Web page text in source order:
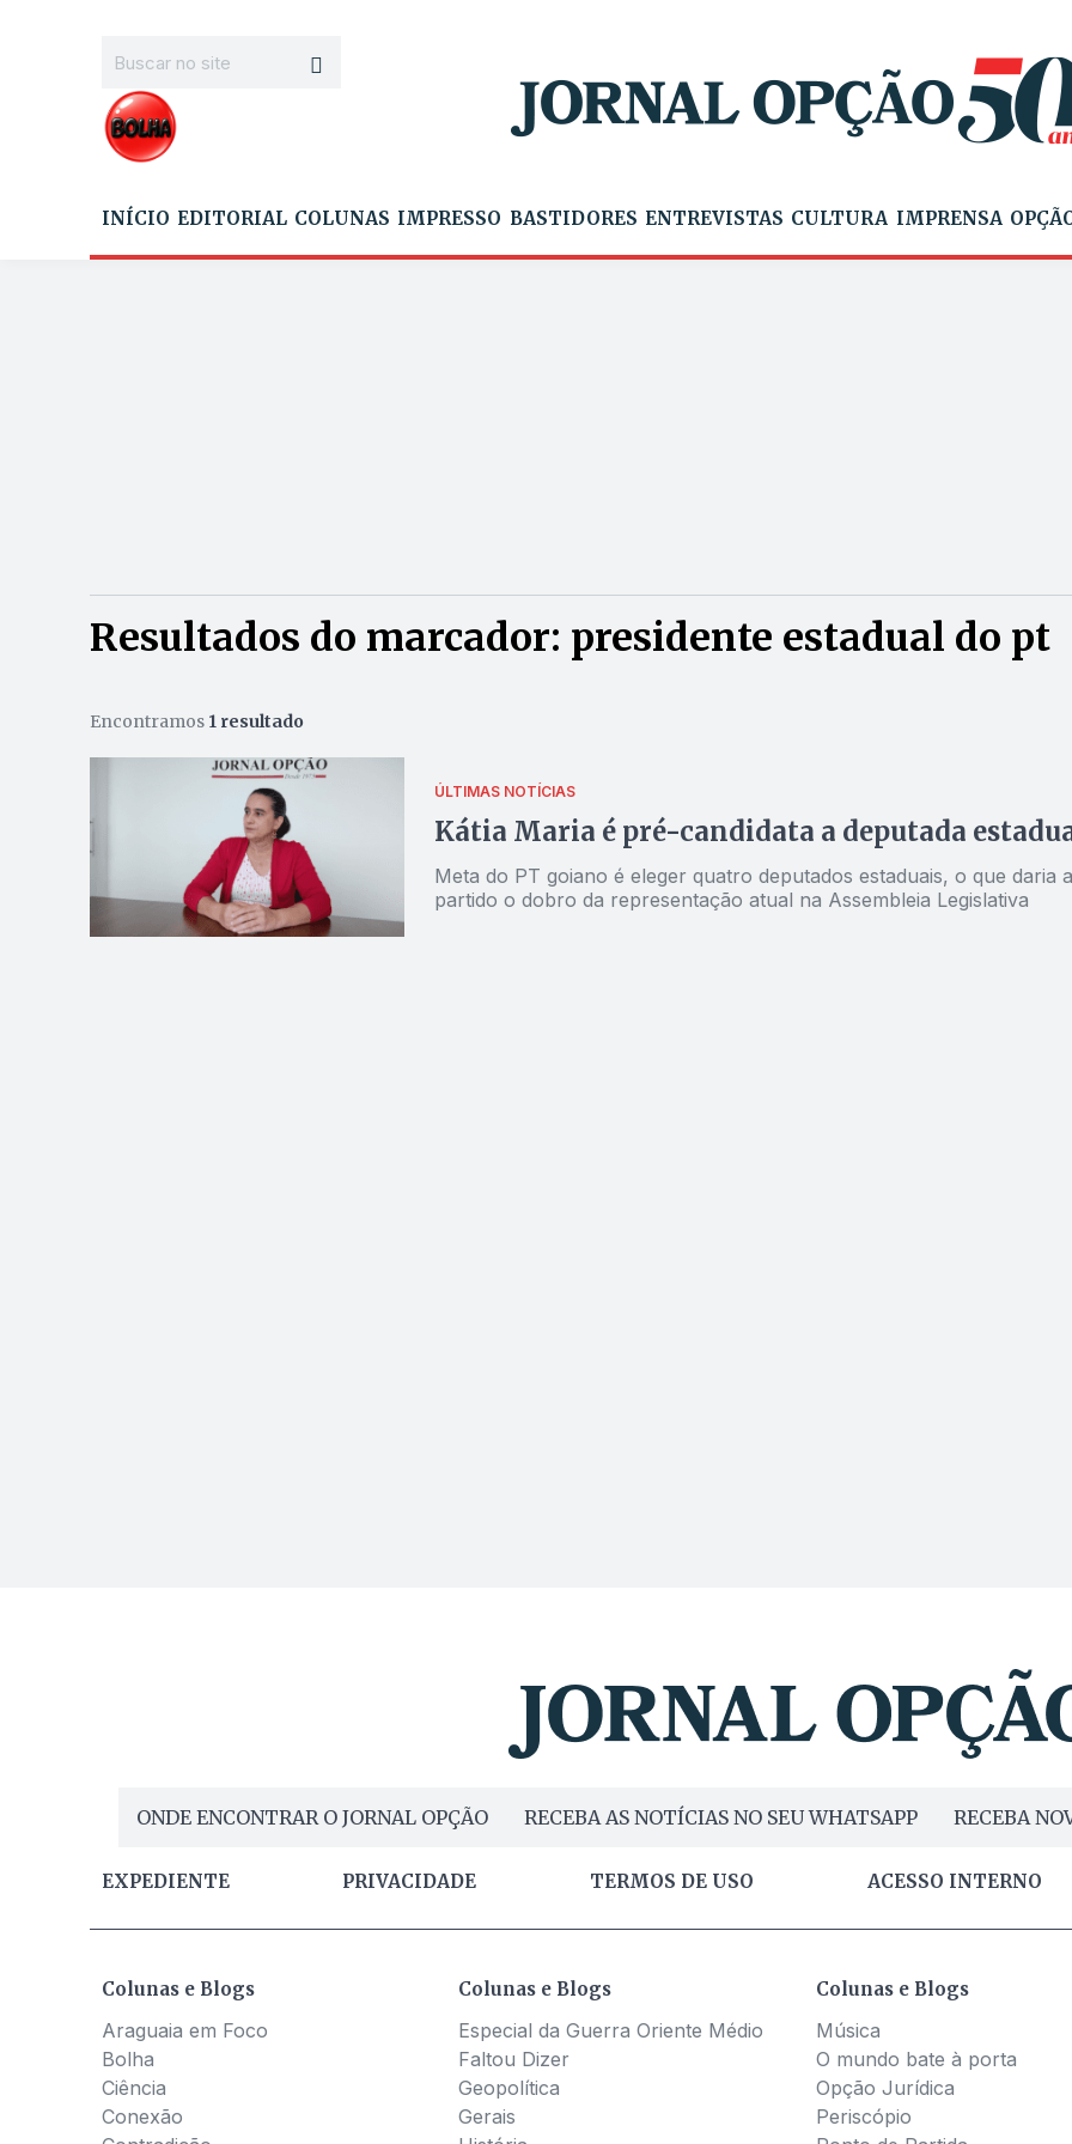
INÍCIO EDITORIAL COLUNAS IMPRESSO BASTIDORES ENTREVISTAS CULTURA IMPRENSA
Resultados do marcador: presidente estadual do pt
Encontramos 1 resultado
ÚLTIMAS NOTÍCIAS
Kátia Maria é pré-candidata a deputada
Meta do PT goiano é eleger quatro deputados estaduais, o que daria
partido o dobro da representação atual na Assembleia Legislativa
ONDE ENCONTRAR O JORNAL OPÇÃO RECEBA AS NOTÍCIAS NO SEU WHATSAPP RECEBA
EXPEDIENTE PRIVACIDADE TERMOS DE USO ACESSO INTERNO
Colunas e Blogs
Araguaia em Foco
Bolha
Ciência
Conexão
Colunas e Blogs
Especial da Guerra Oriente Médio
Faltou Dizer
Geopolítica
Gerais
Colunas e Blogs
Música
O mundo bate à porta
Opção Jurídica
Periscópio